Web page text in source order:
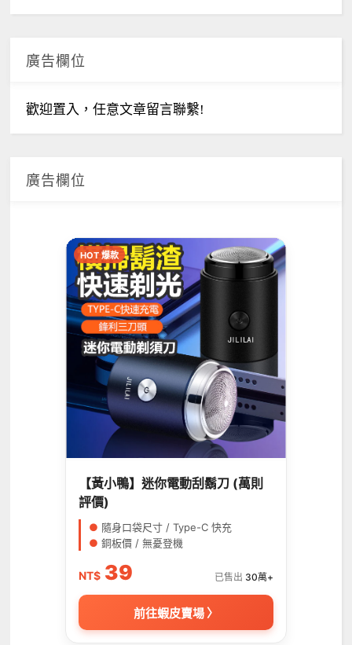
廣告欄位
歡迎置入，任意文章留言聯繫!
廣告欄位
HOT 爆款
【黃小鴨】迷你電動刮鬍刀 (萬則
評價)
● 隨身口袋尺寸 / Type-C 快充
● 銅板價 / 無憂登機
NT$ 39 已售出 30萬+
前往蝦皮賣場 〉